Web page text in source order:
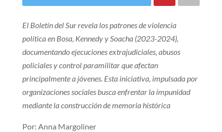
El Boletín del Sur revela los patrones de violencia
política en Bosa, Kennedy y Soacha (2023-2024),
documentando ejecuciones extrajudiciales, abusos
policiales y control paramilitar que afectan
principalmente a jóvenes. Esta iniciativa, impulsada por
organizaciones sociales busca enfrentar la impunidad
mediante la construcción de memoria histórica
Por: Anna Margoliner